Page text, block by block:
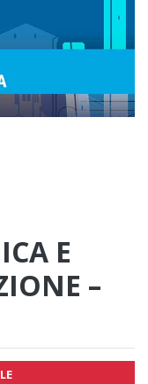
E
–